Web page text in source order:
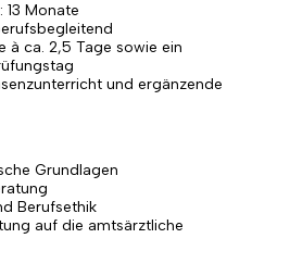
13 Monate
à ca. 2,5 Tage sowie ein
und ergänzende
Grundlagen
Berufsethik
auf die amtsärztliche